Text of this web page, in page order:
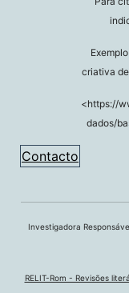
criativa
<https://
dados/
Contacto
Investigadora
RELIT-Rom - Revisões